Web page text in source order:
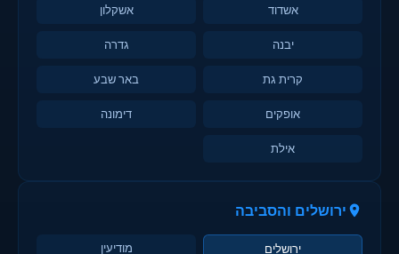
אשדוד אשקלון
יבנה גדרה
קרית גת באר שבע
אופקים דימונה
אילת
ירושלים והסביבה
ירושלים מודיעין